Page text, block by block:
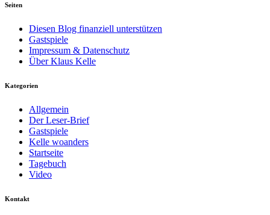
Seiten
Diesen Blog finanziell unterstützen
Gastspiele
Impressum & Datenschutz
Über Klaus Kelle
Kategorien
Allgemein
Der Leser-Brief
Gastspiele
Kelle woanders
Startseite
Tagebuch
Video
Kontakt